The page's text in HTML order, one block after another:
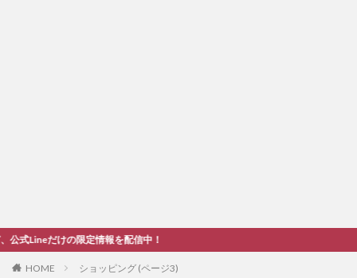
配信中！
HOME ショッピング (ページ3)